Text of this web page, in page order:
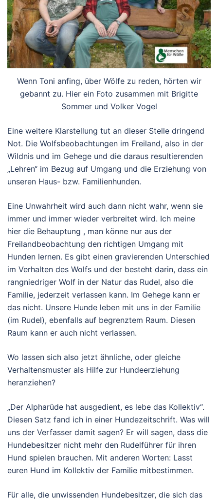
Wenn Toni anfing, über Wölfe zu reden, hörten wir
gebannt zu. Hier ein Foto zusammen mit Brigitte
Sommer und Volker Vogel
Eine weitere Klarstellung tut an dieser Stelle dringend
Not. Die Wolfsbeobachtungen im Freiland, also in der
Wildnis und im Gehege und die daraus resultierenden
„Lehren“ im Bezug auf Umgang und die Erziehung von
unseren Haus- bzw. Familienhunden.
Eine Unwahrheit wird auch dann nicht wahr, wenn sie
immer und immer wieder verbreitet wird. Ich meine
hier die Behauptung , man könne nur aus der
Freilandbeobachtung den richtigen Umgang mit
Hunden lernen. Es gibt einen gravierenden Unterschied
im Verhalten des Wolfs und der besteht darin, dass ein
rangniedriger Wolf in der Natur das Rudel, also die
Familie, jederzeit verlassen kann. Im Gehege kann er
das nicht. Unsere Hunde leben mit uns in der Familie
(im Rudel), ebenfalls auf begrenztem Raum. Diesen
Raum kann er auch nicht verlassen.
Wo lassen sich also jetzt ähnliche, oder gleiche
Verhaltensmuster als Hilfe zur Hundeerziehung
heranziehen?
„Der Alpharüde hat ausgedient, es lebe das Kollektiv“.
Diesen Satz fand ich in einer Hundezeitschrift. Was will
uns der Verfasser damit sagen? Er will sagen, dass die
Hundebesitzer nicht mehr den Rudelführer für ihren
Hund spielen brauchen. Mit anderen Worten: Lasst
euren Hund im Kollektiv der Familie mitbestimmen.
Für alle, die unwissenden Hundebesitzer, die sich das